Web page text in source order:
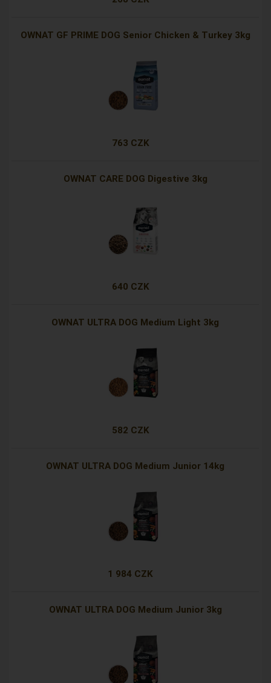
OWNAT GF PRIME DOG Senior Chicken & Turkey 3kg
763 CZK
OWNAT CARE DOG Digestive 3kg
640 CZK
OWNAT ULTRA DOG Medium Light 3kg
582 CZK
OWNAT ULTRA DOG Medium Junior 14kg
1 984 CZK
OWNAT ULTRA DOG Medium Junior 3kg